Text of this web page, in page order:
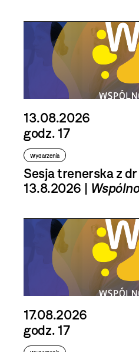
13.08.2026
godz. 17
Wydarzenia
Sesja trenerska z
13.8.2026 |
17.08.2026
godz. 17